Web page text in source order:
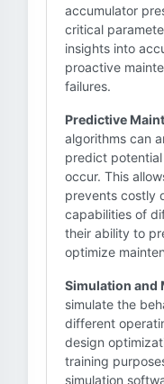
accumulator
critical
insights into
proactive
failures.
Predictive
algorithms can
predict
occur. This
prevents costly
capabilities of
their ability to
optimize
Simulation and
simulate the
different
design
training
simulation